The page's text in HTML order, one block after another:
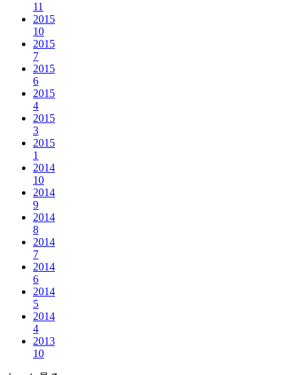
11
2015
10
2015
7
2015
6
2015
4
2015
3
2015
1
2014
10
2014
9
2014
8
2014
7
2014
6
2014
5
2014
4
2013
10